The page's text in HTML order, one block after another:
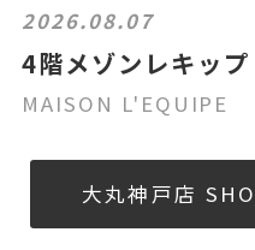
2026.08.07
MAISON L'EQUIPE
大丸神戸店